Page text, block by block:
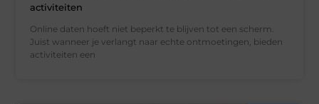
activiteiten
Online daten hoeft niet beperkt te blijven tot een scherm.
Juist wanneer je verlangt naar echte ontmoetingen, bieden
activiteiten een